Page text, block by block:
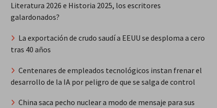
Literatura 2026 e Historia 2025, los escritores
galardonados?
La exportación de crudo saudí a EEUU se desploma a cero
tras 40 años
Centenares de empleados tecnológicos instan frenar el
desarrollo de la IA por peligro de que se salga de control
China saca pecho nuclear a modo de mensaje para sus